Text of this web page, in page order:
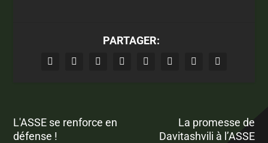
PARTAGER:
L'ASSE se renforce en
défense !
La promesse de
Davitashvili à l’ASSE